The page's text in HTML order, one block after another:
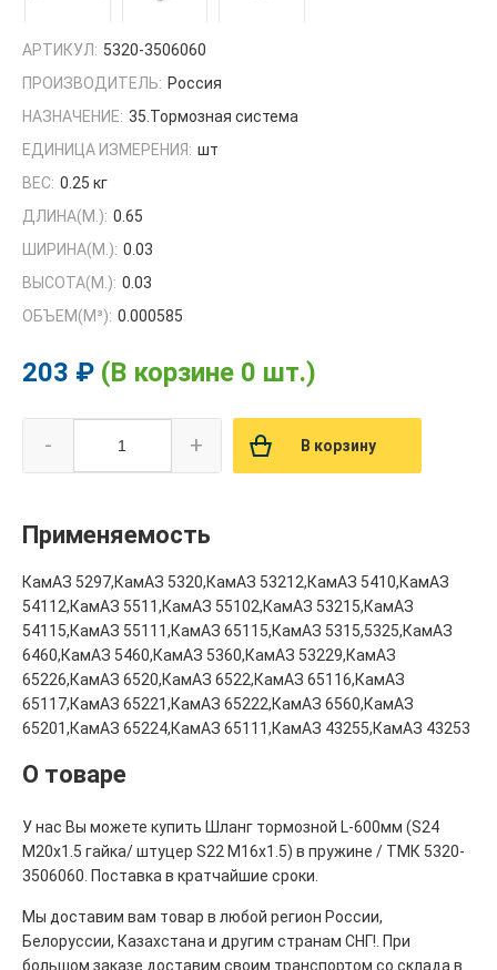
АРТИКУЛ: 5320-3506060
ПРОИЗВОДИТЕЛЬ: Россия
НАЗНАЧЕНИЕ: 35.Тормозная система
ЕДИНИЦА ИЗМЕРЕНИЯ: шт
ВЕС: 0.25 кг
ДЛИНА(М.): 0.65
ШИРИНА(М.): 0.03
ВЫСОТА(М.): 0.03
ОБЪЕМ(M³): 0.000585
203 ₽ (В корзине 0 шт.)
- + В корзину
Применяемость
КамАЗ 5297,КамАЗ 5320,КамАЗ 53212,КамАЗ 5410,КамАЗ
54112,КамАЗ 5511,КамАЗ 55102,КамАЗ 53215,КамАЗ
54115,КамАЗ 55111,КамАЗ 65115,КамАЗ 5315,5325,КамАЗ
6460,КамАЗ 5460,КамАЗ 5360,КамАЗ 53229,КамАЗ
65226,КамАЗ 6520,КамАЗ 6522,КамАЗ 65116,КамАЗ
65117,КамАЗ 65221,КамАЗ 65222,КамАЗ 6560,КамАЗ
65201,КамАЗ 65224,КамАЗ 65111,КамАЗ 43255,КамАЗ 43253
О товаре
У нас Вы можете купить Шланг тормозной L-600мм (S24
М20х1.5 гайка/ штуцер S22 М16х1.5) в пружине / ТМК 5320-
3506060. Поставка в кратчайшие сроки.
Мы доставим вам товар в любой регион России,
Белоруссии, Казахстана и другим странам СНГ!. При
большом заказе доставим своим транспортом со склада в